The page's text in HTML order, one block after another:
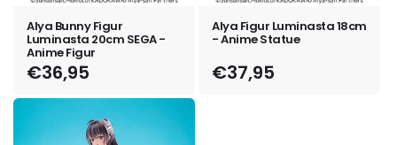
Alya Bunny Figur
Luminasta 20cm SEGA -
Anime Figur
Normaler
Preis
€36,95
Alya Figur Luminasta 18cm
- Anime Statue
Normaler
Preis
€37,95